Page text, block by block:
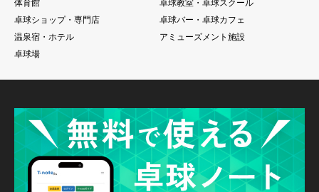
卓球ショップ・専門店
卓球バー・卓球カフェ
温泉宿・ホテル
アミューズメント施設
卓球場